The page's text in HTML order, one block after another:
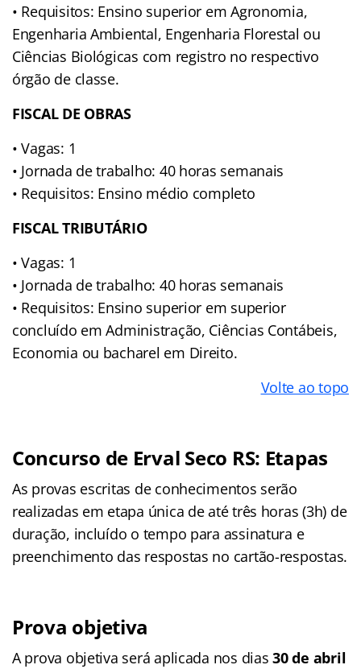
• Requisitos: Ensino superior em Agronomia,
Engenharia Ambiental, Engenharia Florestal ou
Ciências Biológicas com registro no respectivo
órgão de classe.
FISCAL DE OBRAS
• Vagas: 1
• Jornada de trabalho: 40 horas semanais
• Requisitos: Ensino médio completo
FISCAL TRIBUTÁRIO
• Vagas: 1
• Jornada de trabalho: 40 horas semanais
• Requisitos: Ensino superior em superior
concluído em Administração, Ciências Contábeis,
Economia ou bacharel em Direito.
Volte ao topo
Concurso de Erval Seco RS: Etapas
As provas escritas de conhecimentos serão
realizadas em etapa única de até três horas (3h) de
duração, incluído o tempo para assinatura e
preenchimento das respostas no cartão-respostas.
Prova objetiva
A prova objetiva será aplicada nos dias30 de abril